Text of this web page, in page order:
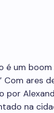
é um
Com ares
por
na